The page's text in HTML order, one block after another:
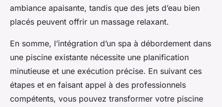
ambiance apaisante, tandis que des jets d’eau bien
placés peuvent offrir un massage relaxant.
En somme, l’intégration d’un spa à débordement dans
une piscine existante nécessite une planification
minutieuse et une exécution précise. En suivant ces
étapes et en faisant appel à des professionnels
compétents, vous pouvez transformer votre piscine